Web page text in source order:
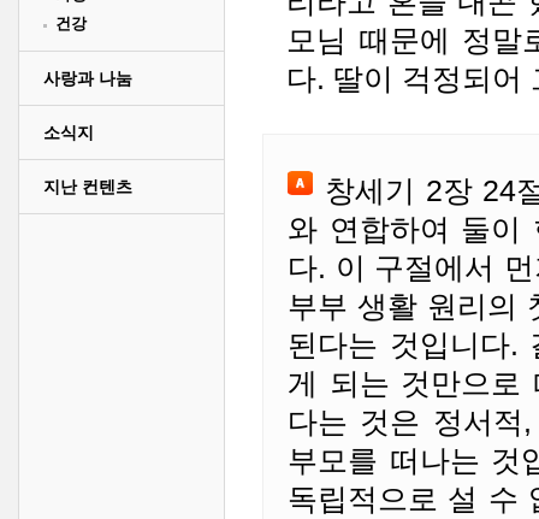
건강
사랑과 나눔
소식지
지난 컨텐츠
모님 때문에 정말
다. 딸이 걱정되어
창세기 2장 24
와 연합하여 둘이
다. 이 구절에서
부부 생활 원리의
된다는 것입니다.
게 되는 것만으로
다는 것은 정서적
부모를 떠나는 것
독립적으로 설 수